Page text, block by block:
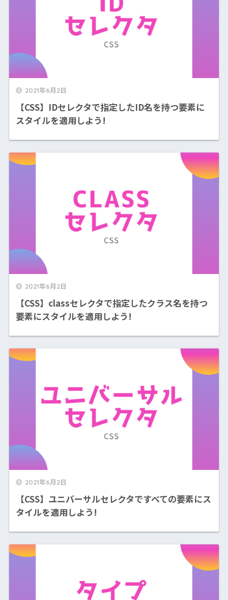
2021年6月2日
【CSS】IDセレクタで指定したID名を持つ要素に
スタイルを適用しよう!
2021年6月2日
【CSS】classセレクタで指定したクラス名を持つ
要素にスタイルを適用しよう!
2021年6月2日
【CSS】ユニバーサルセレクタですべての要素にス
タイルを適用しよう!